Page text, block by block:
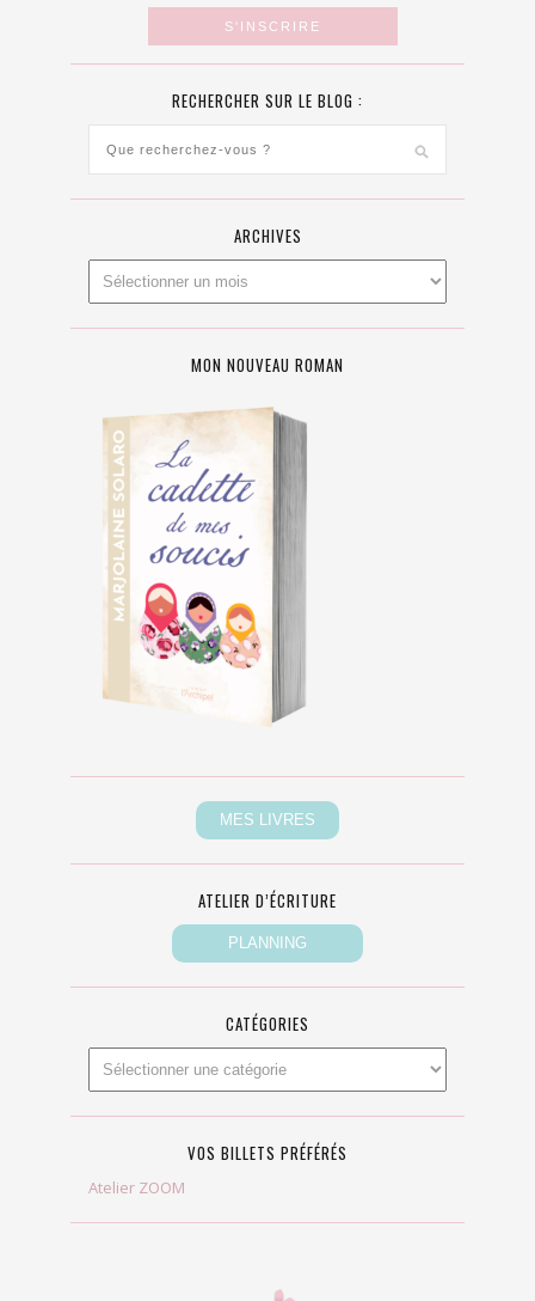
RECHERCHER SUR LE BLOG :
ARCHIVES
MON NOUVEAU ROMAN
ATELIER D’ÉCRITURE
CATÉGORIES
VOS BILLETS PRÉFÉRÉS
Atelier ZOOM